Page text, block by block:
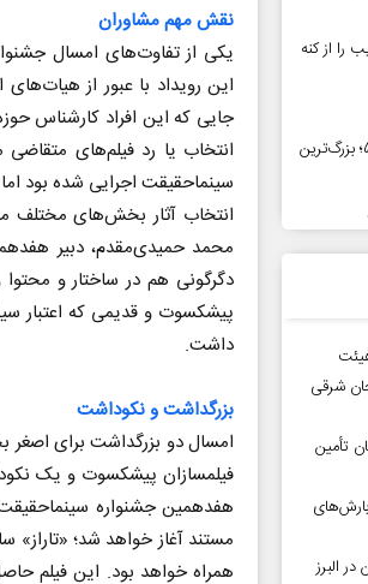
نقش مهم مشاوران
یکی از تفاوت‌های امسال
این رویداد با عبور از
جایی که این افراد کارشناس
انتخاب یا رد فیلم‌های
انتخاب آثار بخش‌های مختلف
محمد حمیدی‌مقدم، دبیر
دگرگونی هم در ساختار و
پیشکسوت و قدیمی که اعتبار
داشت.
بزرگداشت و نکوداشت
امسال دو بزرگداشت برای اصغر
فیلمسازان پیشکسوت و یک
هفدهمین جشنواره سینماحقیقت
مستند آغاز خواهد شد؛ «تاراز»
همراه خواهد بود. این فیلم
را از کنه
فروش خیره‌کننده داستان اسباب‌بازی ۵؛ بزرگ‌ترین
شرقی
تأمین
بارش‌های
البرز
روز روایتگران حقیقت
قرایی - مدیر کل روابط عمومی
دکتر محمد